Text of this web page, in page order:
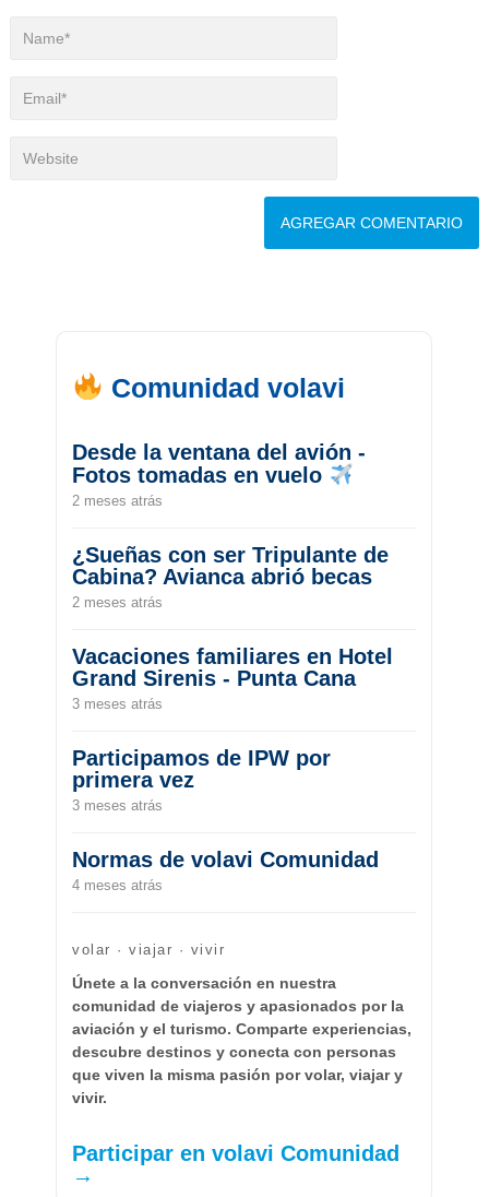
Comunidad volavi
Desde la ventana del avión -
Fotos tomadas en vuelo
2 meses atrás
¿Sueñas con ser Tripulante de
Cabina? Avianca abrió becas
2 meses atrás
Vacaciones familiares en Hotel
Grand Sirenis - Punta Cana
3 meses atrás
Participamos de IPW por
primera vez
3 meses atrás
Normas de volavi Comunidad
4 meses atrás
volar · viajar · vivir
Únete a la conversación en nuestra
comunidad de viajeros y apasionados por la
aviación y el turismo. Comparte experiencias,
descubre destinos y conecta con personas
que viven la misma pasión por volar, viajar y
vivir.
Participar en volavi Comunidad
→